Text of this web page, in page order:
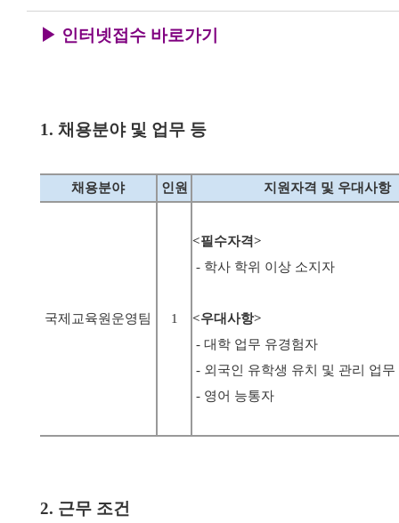
▶ 인터넷접수 바로가기
1. 채용분야 및 업무 등
채용분야 인원 지원자격 및 우대사항
국제교육원운영팀 1
<필수자격>
- 학사 학위 이상 소지자
<우대사항>
- 대학 업무 유경험자
- 외국인 유학생 유치 및 관리 업무
- 영어 능통자
2. 근무 조건